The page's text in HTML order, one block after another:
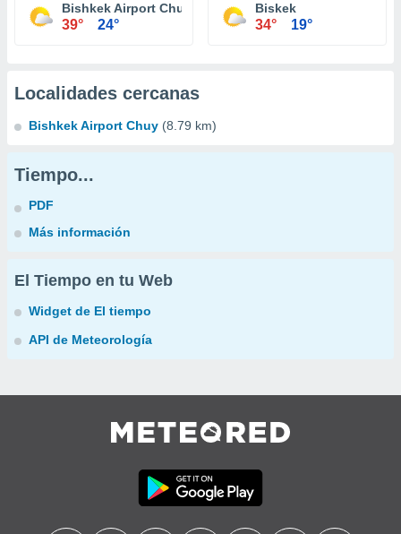
Bishkek Airport Chuy
39° 24°
Biskek
34° 19°
Localidades cercanas
Bishkek Airport Chuy (8.79 km)
Tiempo...
PDF
Más información
El Tiempo en tu Web
Widget de El tiempo
API de Meteorología